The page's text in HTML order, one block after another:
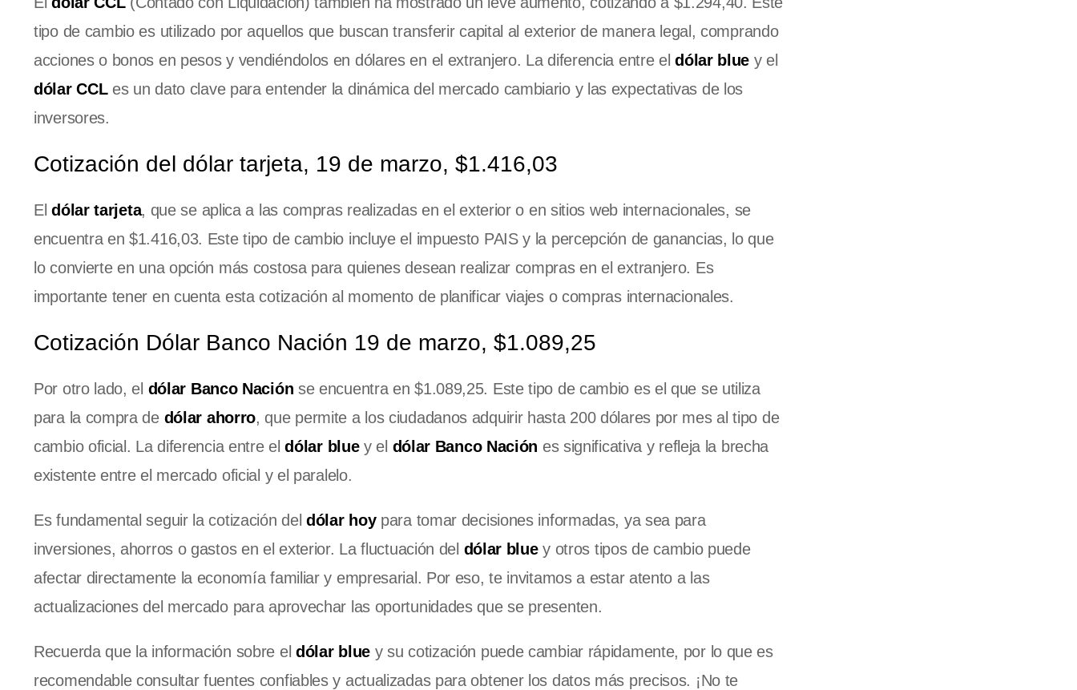
tipo de cambio es utilizado por aquellos que buscan transferir capital al exterior de manera legal, comprando
acciones o bonos en pesos y vendiéndolos en dólares en el extranjero. La diferencia entre eldólar blue y el
dólar CCLes un dato clave para entender la dinámica del mercado cambiario y las expectativas de los
inversores.
Cotización del dólar tarjeta, 19 de marzo, $1.416,03
Eldólar tarjeta, que se aplica a las compras realizadas en el exterior o en sitios web internacionales, se
encuentra en $1.416,03. Este tipo de cambio incluye el impuesto PAIS y la percepción de ganancias, lo que
lo convierte en una opción más costosa para quienes desean realizar compras en el extranjero. Es
importante tener en cuenta esta cotización al momento de planificar viajes o compras internacionales.
Cotización Dólar Banco Nación 19 de marzo, $1.089,25
Por otro lado, el dólar Banco Nación se encuentra en $1.089,25. Este tipo de cambio es el que se utiliza
para la compra de dólar ahorro, que permite a los ciudadanos adquirir hasta 200 dólares por mes al tipo de
cambio oficial. La diferencia entre eldólar bluey el dólar Banco Nación es significativa y refleja la brecha
existente entre el mercado oficial y el paralelo.
Es fundamental seguir la cotización del dólar hoypara tomar decisiones informadas, ya sea para
inversiones, ahorros o gastos en el exterior. La fluctuación del dólar bluey otros tipos de cambio puede
afectar directamente la economía familiar y empresarial. Por eso, te invitamos a estar atento a las
actualizaciones del mercado para aprovechar las oportunidades que se presenten.
Recuerda que la información sobre el dólar bluey su cotización puede cambiar rápidamente, por lo que es
recomendable consultar fuentes confiables y actualizadas para obtener los datos más precisos. ¡No te